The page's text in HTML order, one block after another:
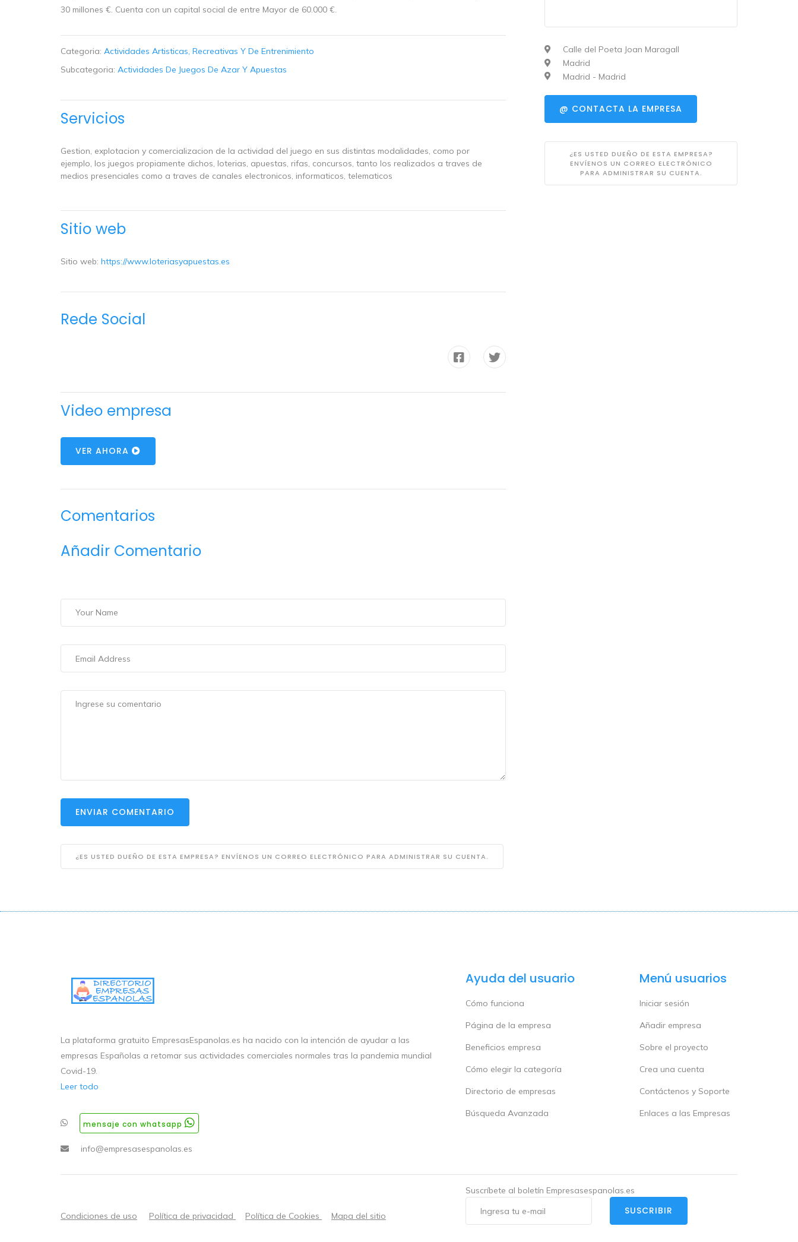
30 millones €. Cuenta con un capital social de entre Mayor de 60.000 €.
Categoria: Actividades Artisticas, Recreativas Y De Entrenimiento
Subcategoria: Actividades De Juegos De Azar Y Apuestas
Servicios
Gestion, explotacion y comercializacion de la actividad del juego en sus distintas modalidades, como por
ejemplo, los juegos propiamente dichos, loterias, apuestas, rifas, concursos, tanto los realizados a traves de
medios presenciales como a traves de canales electronicos, informaticos, telematicos
Sitio web
Sitio web: https://www.loteriasyapuestas.es
Rede Social
Video empresa
VER AHORA
Comentarios
Añadir Comentario
ENVIAR COMENTARIO
¿ES USTED DUEÑO DE ESTA EMPRESA? ENVÍENOS UN CORREO ELECTRÓNICO PARA ADMINISTRAR SU CUENTA.
Calle del Poeta Joan Maragall
Madrid
Madrid - Madrid
@ CONTACTA LA EMPRESA
¿ES USTED DUEÑO DE ESTA EMPRESA?
ENVÍENOS UN CORREO ELECTRÓNICO
PARA ADMINISTRAR SU CUENTA.
La plataforma gratuito EmpresasEspanolas.es ha nacido con la intención de ayudar a las
empresas Españolas a retomar sus actividades comerciales normales tras la pandemia mundial
Covid-19.
Leer todo
mensaje con whatsapp
info@empresasespanolas.es
Ayuda del usuario
Cómo funciona
Página de la empresa
Beneficios empresa
Cómo elegir la categoría
Directorio de empresas
Búsqueda Avanzada
Menú usuarios
Iniciar sesión
Añadir empresa
Sobre el proyecto
Crea una cuenta
Contáctenos y Soporte
Enlaces a las Empresas
Suscríbete al boletín Empresasespanolas.es
Condiciones de uso Política de privacidad Política de Cookies Mapa del sitio SUSCRIBIR